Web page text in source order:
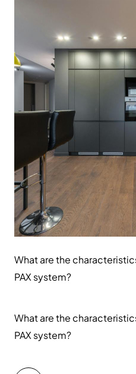
What are the
PAX system?
What are the
PAX system?